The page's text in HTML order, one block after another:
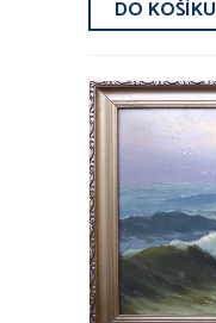
DO KOŠÍKU